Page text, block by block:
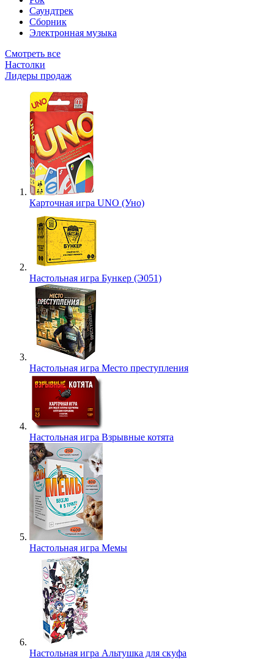
Саундтрек
Сборник
Электронная музыка
Смотреть все
Настолки
Лидеры продаж
Карточная игра UNO (Уно)
Настольная игра Бункер (Э051)
Настольная игра Место преступления
Настольная игра Взрывные котята
Настольная игра Мемы
Настольная игра Альтушка для скуфа